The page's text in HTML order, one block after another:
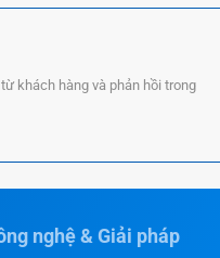
khách hàng và phản hồi trong
nghệ & Giải pháp